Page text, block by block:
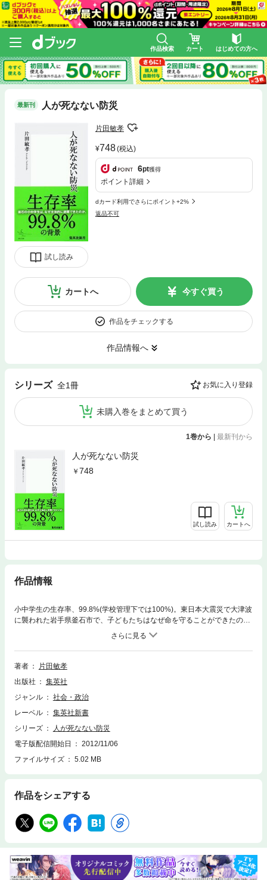
作品検索 カート はじめての方へ
最新刊 人が死なない防災
試し読み
片田敏孝
748(税込)
6pt獲得
ポイント詳細
dカード利用でさらにポイント+2%
返品不可
カートへ 今すぐ買う
作品をチェックする
作品情報へ
シリーズ 全1冊 お気に入り登録
未購入巻をまとめて買う
1巻から | 最新刊から
人が死なない防災
748
試し読み カートへ
作品情報
小中学生の生存率、99.8%(学校管理下では100%)。東日本大震災で大津波
に襲われた岩手県釜石市で、子どもたちはなぜ命を守ることができたの
か。そこには、震災前から地道に積み重ねられてきた、画期的な｢防災教
育｣の効果があった。本書では、2004年から釜石市の危機管理アドバイザ
ーを務めてきた著者が、主体的な避難行動を可能にした｢防災教育｣のノウ
ハウを余すところなく、公開するとともに、いつ災害に襲われるかもわか
を提起する。
著者
片田敏孝
出版社
集英社
ジャンル
社会・政治
レーベル
集英社新書
シリーズ
人が死なない防災
電子版配信開始日
2012/11/06
ファイルサイズ
5.02 MB
作品をシェアする